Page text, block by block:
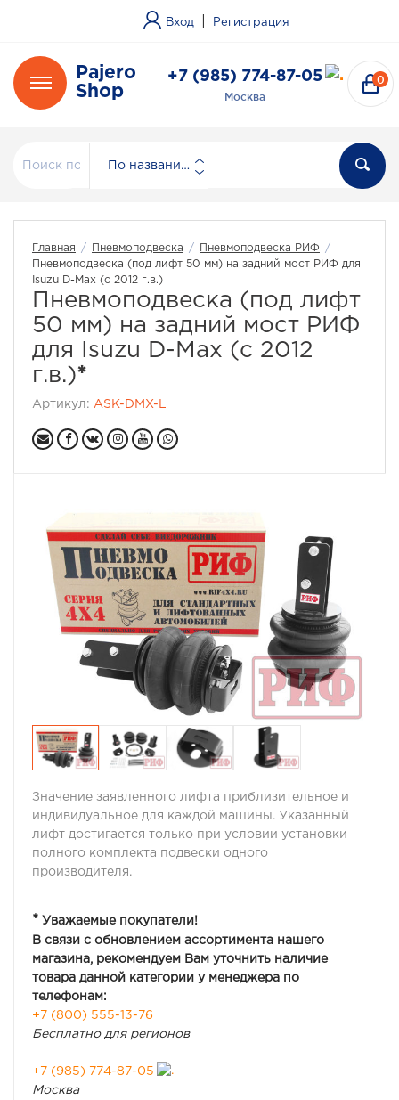
Вход Регистрация
Pajero
Shop
+7 (985) 774-87-05
Москва
0
По названию
Главная / Пневмоподвеска / Пневмоподвеска РИФ
/
Пневмоподвеска (под лифт 50 мм) на задний мост РИФ для
Isuzu D-Max (с 2012 г.в.)
Пневмоподвеска (под лифт
50 мм) на задний мост РИФ
для Isuzu D-Max (с 2012
г.в.)*
Артикул: ASK-DMX-L
Значение заявленного лифта приблизительное и
индивидуальное для каждой машины. Указанный
лифт достигается только при условии установки
полного комплекта подвески одного
производителя.
* Уважаемые покупатели!
В связи с обновлением ассортимента нашего
магазина, рекомендуем Вам уточнить наличие
товара данной категории у менеджера по
телефонам:
+7 (800) 555-13-76
Бесплатно для регионов
+7 (985) 774-87-05
Москва